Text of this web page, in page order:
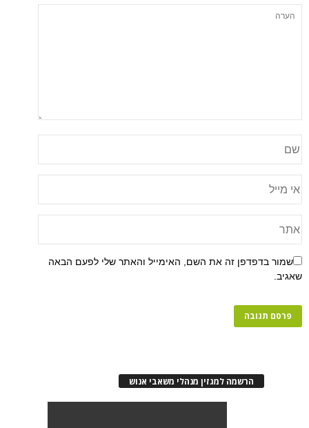
שמור בדפדפן זה את השם, האימייל והאתר שלי לפעם הבאה
שאגיב.
הרשמה למגזין מנהלי משאבי אנוש